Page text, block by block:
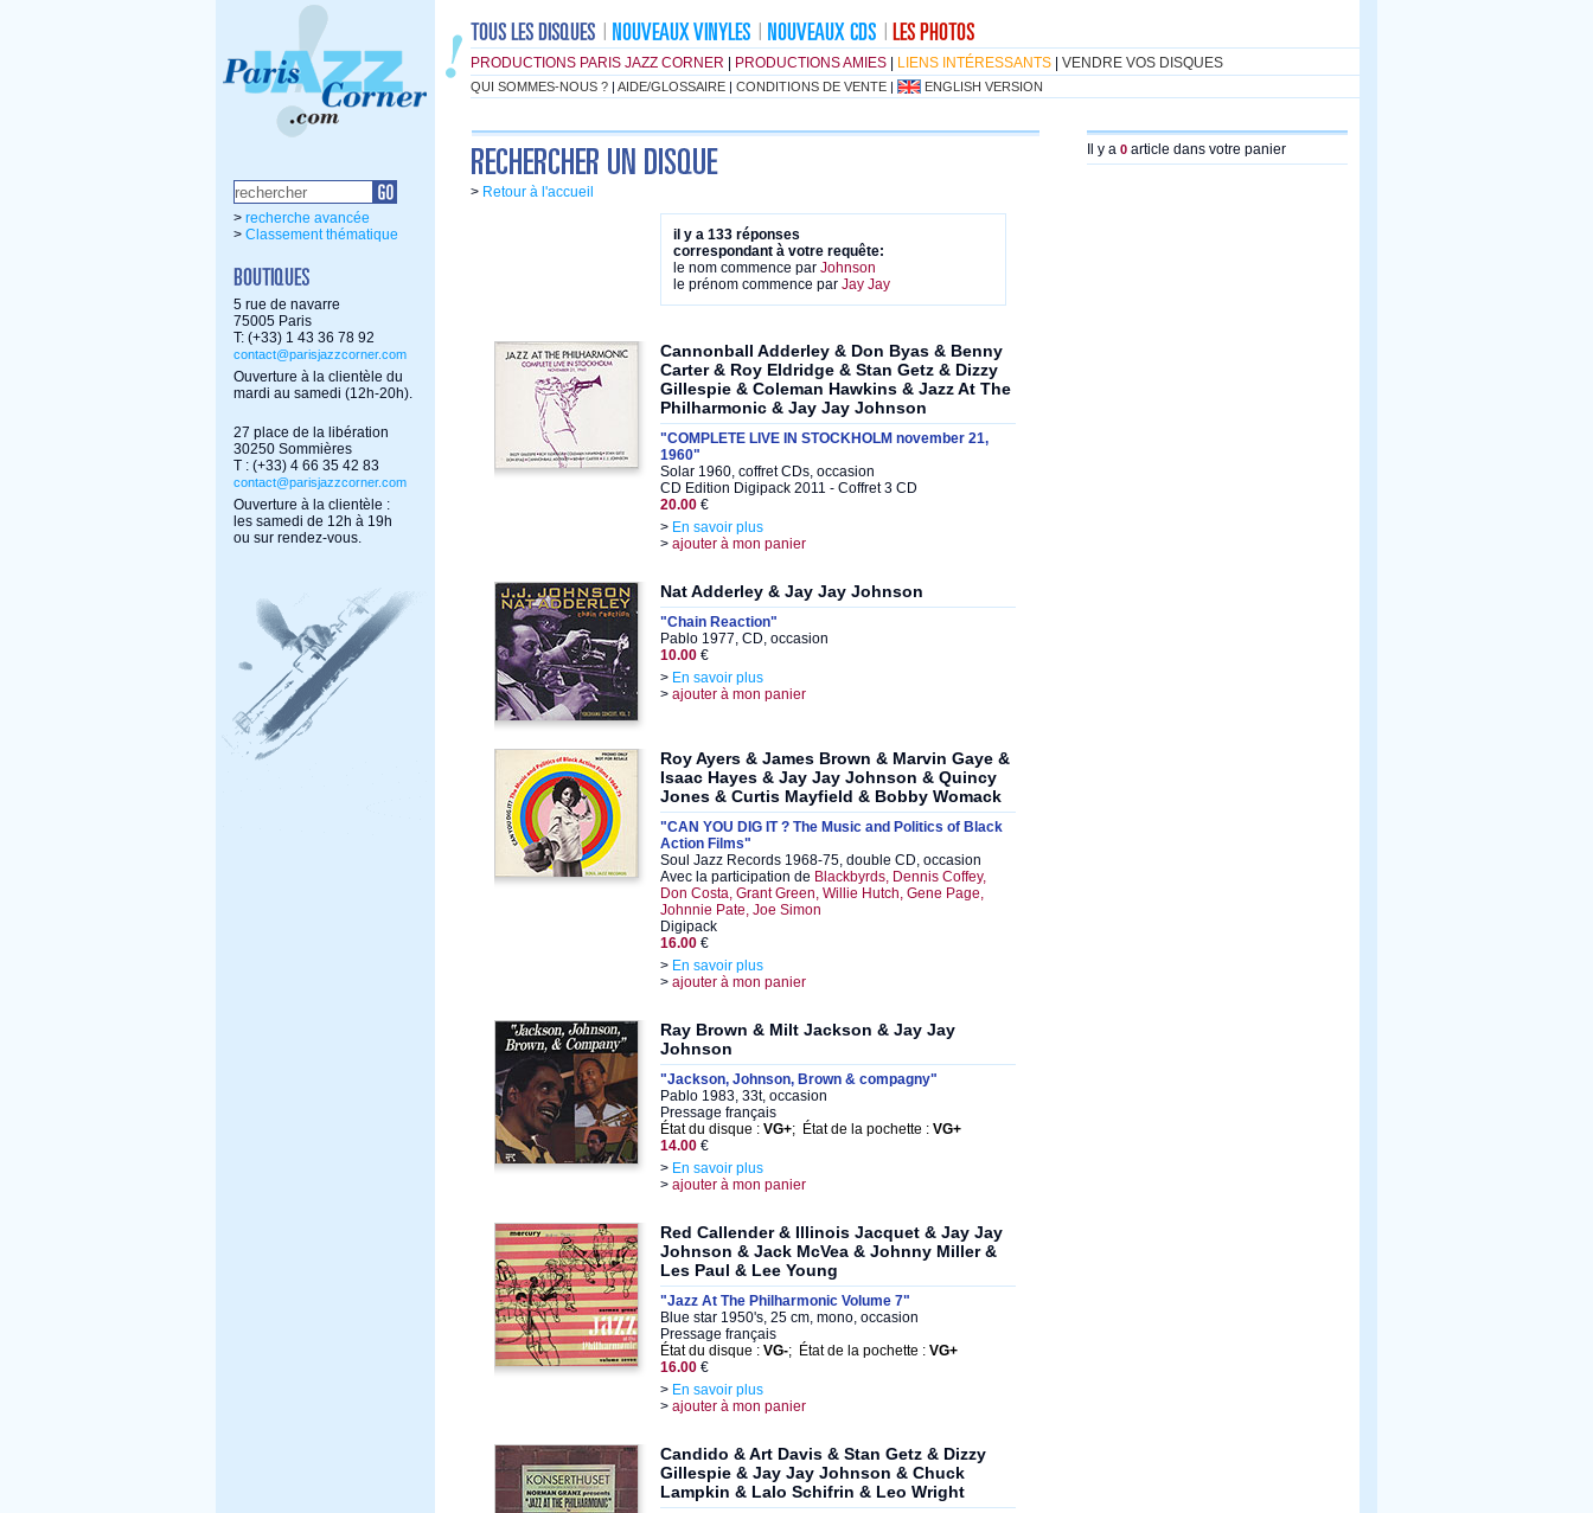
PRODUCTIONS PARIS JAZZ CORNER PRODUCTIONS AMIES LIENS INTÉRESSANTS VENDRE VOS DISQUES
QUI SOMMES-NOUS ? | AIDE/GLOSSAIRE | CONDITIONS DE VENTE | ENGLISH VERSION
> recherche avancée
> Classement thématique
5 rue de navarre
75005 Paris
T: (+33) 1 43 36 78 92
contact@parisjazzcorner.com
Ouverture à la clientèle du
mardi au samedi (12h-20h).
27 place de la libération
30250 Sommières
T : (+33) 4 66 35 42 83
contact@parisjazzcorner.com
Ouverture à la clientèle :
les samedi de 12h à 19h
ou sur rendez-vous.
> Retour à l'accueil
il y a 133 réponses
correspondant à votre requête:
le nom commence par Johnson
le prénom commence par Jay Jay
Cannonball Adderley & Don Byas & Benny
Carter & Roy Eldridge & Stan Getz & Dizzy
Gillespie & Coleman Hawkins & Jazz At The
Philharmonic & Jay Jay Johnson
"COMPLETE LIVE IN STOCKHOLM november 21,
1960"
Solar 1960, coffret CDs, occasion
CD Edition Digipack 2011 - Coffret 3 CD
20.00 €
> En savoir plus
> ajouter à mon panier
Nat Adderley & Jay Jay Johnson
"Chain Reaction"
Pablo 1977, CD, occasion
10.00 €
> En savoir plus
> ajouter à mon panier
Roy Ayers & James Brown & Marvin Gaye &
Isaac Hayes & Jay Jay Johnson & Quincy
Jones & Curtis Mayfield & Bobby Womack
"CAN YOU DIG IT ? The Music and Politics of Black
Action Films"
Soul Jazz Records 1968-75, double CD, occasion
Avec la participation de Blackbyrds, Dennis Coffey,
Don Costa, Grant Green, Willie Hutch, Gene Page,
Johnnie Pate, Joe Simon
Digipack
16.00 €
> En savoir plus
> ajouter à mon panier
Ray Brown & Milt Jackson & Jay Jay
Johnson
"Jackson, Johnson, Brown & compagny"
Pablo 1983, 33t, occasion
Pressage français
État du disque : VG+; État de la pochette : VG+
14.00 €
> En savoir plus
> ajouter à mon panier
Red Callender & Illinois Jacquet & Jay Jay
Johnson & Jack McVea & Johnny Miller &
Les Paul & Lee Young
"Jazz At The Philharmonic Volume 7"
Blue star 1950's, 25 cm, mono, occasion
Pressage français
État du disque : VG-; État de la pochette : VG+
16.00 €
> En savoir plus
> ajouter à mon panier
Candido & Art Davis & Stan Getz & Dizzy
Gillespie & Jay Jay Johnson & Chuck
Lampkin & Lalo Schifrin & Leo Wright
Il y a 0 article dans votre panier